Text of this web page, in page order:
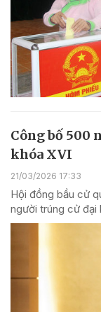
Công bố 500
khóa XVI
21/03/2026 17:33
Hội đồng bầu cử
người trúng cử đại